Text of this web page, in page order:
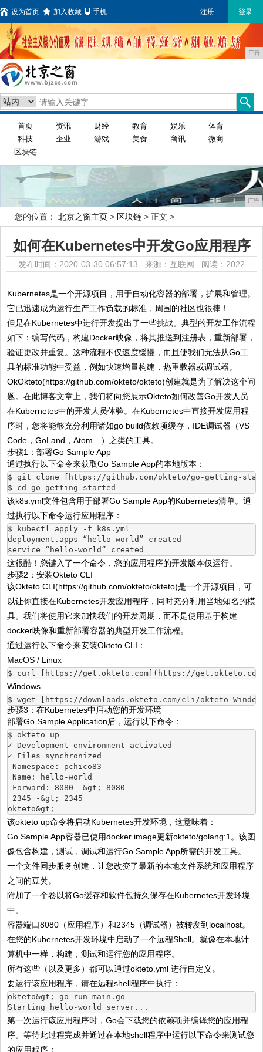
设为首页 加入收藏 手机 注册 登录
广告
首页 资讯 财经 教育 娱乐
体育
科技
企业 游戏 美食 商讯
微商
区块链
广告
您的位置： 北京之窗主页 > 区块链 > 正文 >
如何在Kubernetes中开发Go应用程序
发布时间：2020-03-30 06:57:13 来源：互联网 阅读：2022
Kubernetes是一个开源项目，用于自动化容器的部署，扩展和管理。
它已迅速成为运行生产工作负载的标准，周围的社区也很棒！
但是在Kubernetes中进行开发提出了一些挑战。典型的开发工作流程
如下：编写代码，构建Docker映像，将其推送到注册表，重新部署，
验证更改并重复。这种流程不仅速度缓慢，而且使我们无法从Go工
具的标准功能中受益，例如快速增量构建，热重载器或调试器。
OkOkteto(https://github.com/okteto/okteto)创建就是为了解决这个问
题。在此博客文章上，我们将向您展示Okteto如何改善Go开发人员
在Kubernetes中的开发人员体验。在Kubernetes中直接开发应用程
序时，您将能够充分利用诸如go build依赖项缓存，IDE调试器（VS
Code，GoLand，Atom…）之类的工具。
步骤1：部署Go Sample App
通过执行以下命令来获取Go Sample App的本地版本：
$ git clone [https://github.com/okteto/go-getting-
$ cd go-getting-started
该k8s.yml文件包含用于部署Go Sample App的Kubernetes清单。通
过执行以下命令运行应用程序：
$ kubectl apply -f k8s.yml
deployment.apps “hello-world” created
service “hello-world” created
这很酷！您键入了一个命令，您的应用程序的开发版本仅运行。
步骤2：安装Okteto CLI
该Okteto CLI(https://github.com/okteto/okteto)是一个开源项目，可
以让你直接在Kubernetes开发应用程序，同时充分利用当地知名的模
具。我们将使用它来加快我们的开发周期，而不是使用基于构建
docker映像和重新部署容器的典型开发工作流程。
通过运行以下命令来安装Okteto CLI：
MacOS / Linux
$ curl [https://get.okteto.com](https://
Windows
$ wget [https://downloads.okteto.com/cli/okteto-
步骤3：在Kubernetes中启动您的开发环境
部署Go Sample Application后，运行以下命令：
$ okteto up
✓ Development environment activated
✓ Files synchronized
Namespace: pchico83
Name: hello-world
Forward: 8080 -&gt; 8080
2345 -&gt; 2345
okteto&gt;
该okteto up命令将启动Kubernetes开发环境，这意味着：
Go Sample App容器已使用docker image更新okteto/golang:1。该图
像包含构建，测试，调试和运行Go Sample App所需的开发工具。
一个文件同步服务创建，让您改变了最新的本地文件系统和应用程序
之间的豆荚。
附加了一个卷以将Go缓存和软件包持久保存在Kubernetes开发环境
中。
容器端口8080（应用程序）和2345（调试器）被转发到localhost。
在您的Kubernetes开发环境中启动了一个远程Shell。就像在本地计
算机中一样，构建，测试和运行您的应用程序。
所有这些（以及更多）都可以通过okteto.yml 进行自定义。
要运行该应用程序，请在远程shell程序中执行：
okteto&gt; go run main.go
Starting hello-world server...
第一次运行该应用程序时，Go会下载您的依赖项并编译您的应用程
序。等待此过程完成并通过在本地shell程序中运行以下命令来测试您
的应用程序：